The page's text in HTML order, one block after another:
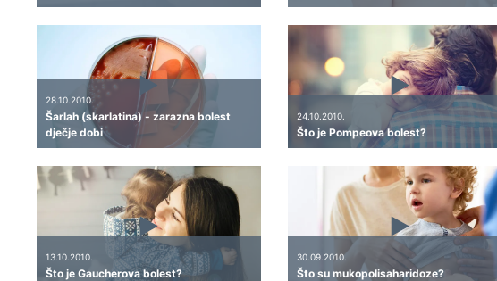
28.10.2010.
Šarlah (skarlatina) - zarazna bolest
dječje dobi
24.10.2010.
Što je Pompeova bolest?
13.10.2010.
Što je Gaucherova bolest?
30.09.2010.
Što su mukopolisaharidoze?